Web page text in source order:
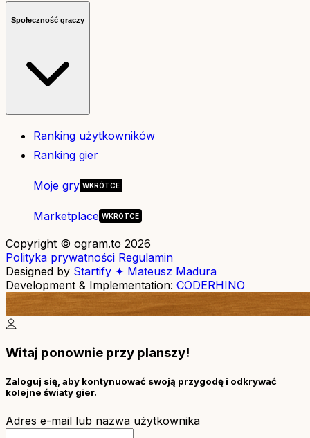
Społeczność graczy
Ranking użytkowników
Ranking gier
Moje gry
Marketplace
Copyright © ogram.to 2026
Polityka prywatności Regulamin
Designed by Startify ✦ Mateusz Madura
Development & Implementation: CODERHINO
Witaj ponownie przy planszy!
Zaloguj się, aby kontynuować swoją przygodę i odkrywać
kolejne światy gier.
Adres e-mail lub nazwa użytkownika